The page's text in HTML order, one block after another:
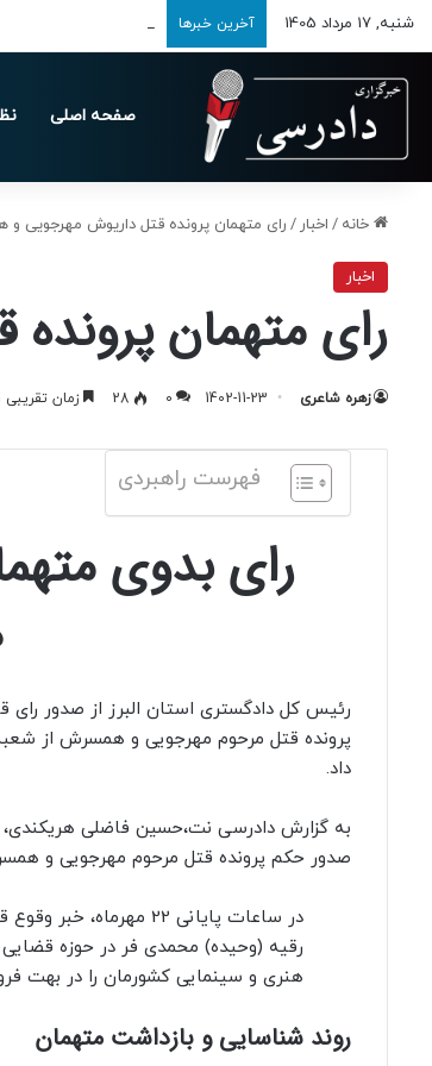
شنبه, 17 مرداد 1405 آخرین خبرها تمدید مهلت ارسال
صفحه اصلی
خانه / اخبار / رای متهمان پرونده قتل داریوش مهرجویی
اخبار
رای متهمان
زهره شاعری 1402-11-23
0
28 زمان تقریبی
فهرست راهبردی
رای بدوی
رئیس کل دادگستری استان البرز از صدور
پرونده قتل مرحوم مهرجویی و همسرش از
داد.
به گزارش دادرسی نت،حسین فاضلی هریکندی،
صدور حکم پرونده قتل مرحوم مهرجویی و
در ساعات پایانی 22
رقیه (وحیده) محمدی فر در حوزه
هنری و سینمایی کشورمان را در بهت فرو
روند شناسایی و بازداشت متهمان